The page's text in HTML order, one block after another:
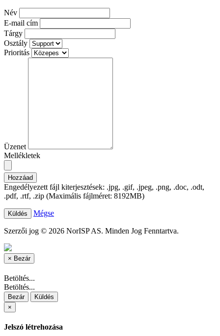
Név
E-mail cím
Tárgy
Osztály
Prioritás
Üzenet
Mellékletek
Hozzáad
Engedélyezett fájl kiterjesztések: .jpg, .gif, .jpeg, .png, .doc, .odt,
.pdf, .rtf, .zip (Maximális fájlméret: 8192MB)
Mégse
Szerzői jog © 2026 NorISP AS. Minden Jog Fenntartva.
× Bezár
Betöltés...
Betöltés...
Bezár
Küldés
×
Jelszó létrehozása